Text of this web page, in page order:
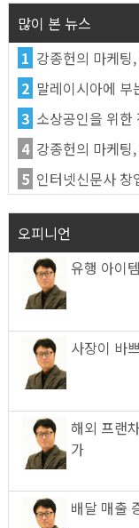
많이 본 뉴스
1 강종헌의 마케
2 말레이시아에 부
3 소상공인을 위
4 강종헌의 마케팅, 검
5 인터넷신문사 창
오피니언
유행 아이
사장이 바
해외 프랜
가
배달 매출